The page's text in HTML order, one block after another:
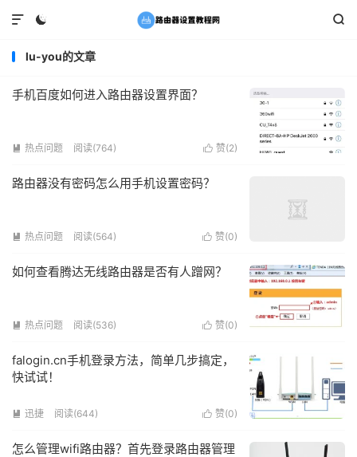
 

lu-you的文章
手机百度如何进入路由器设置界面？
 赞(2)
 热点问题 阅读(764)
路由器没有密码怎么用手机设置密码？
 赞(0)
 热点问题 阅读(564)
如何查看腾达无线路由器是否有人蹭网？
 赞(0)
 热点问题 阅读(536)
falogin.cn手机登录方法，简单几步搞定，
快试试！
 赞(0)
 迅捷 阅读(644)
怎么管理wifi路由器？首先登录路由器管理